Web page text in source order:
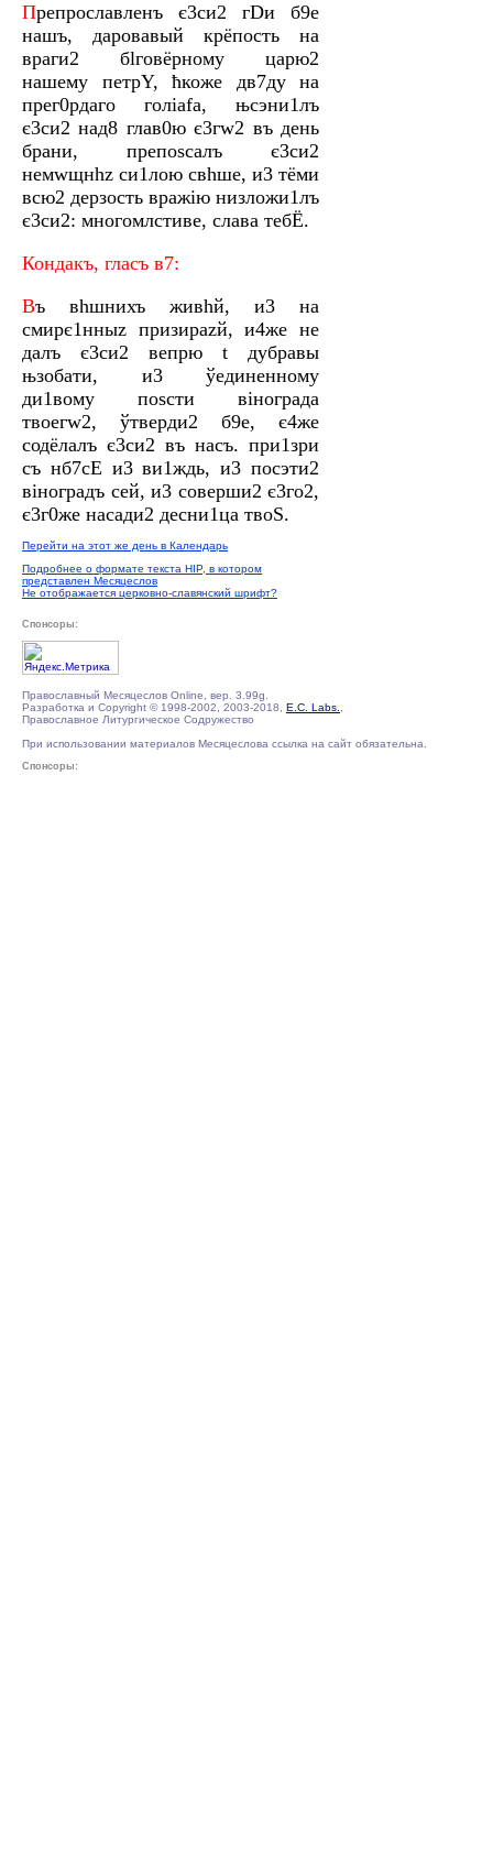
Препрослaвленъ є3си2 гDи б9е
нaшъ, даровaвый крёпость на
враги2 бlговёрному царю2
нaшему петрY, ћкоже дв7ду на
прег0рдаго голіafа, њсэни1лъ
є3си2 над8 глав0ю є3гw2 въ дeнь
брaни, препоsсалъ є3си2
немwщнhz си1лою свhше, и3 тёми
всю2 дeрзость врaжію низложи1лъ
є3си2: многомлcтиве, слaва тебЁ.
Кондaкъ, глaсъ в7:
Въ вhшнихъ живhй, и3 на
смирє1нныz призирazй, и4же не
дaлъ є3си2 вeпрю t дубрaвы
њзобaти, и3 ўединeнному
ди1вому поsсти віногрaда
твоегw2, ўтверди2 б9е, є4же
содёлалъ є3си2 въ нaсъ. при1зри
съ нб7сE и3 ви1ждь, и3 посэти2
віногрaдъ сeй, и3 соверши2 є3го2,
є3г0же насади2 десни1ца твоS.
Перейти на этот же день в Календарь
Подробнее о формате текста HIP, в котором
представлен Месяцеслов
Не отображается церковно-славянский шрифт?
Спонсоры:
Православный Месяцеслов Online, вер. 3.99g.
Разработка и Copyright © 1998-2002, 2003-2018, E.C. Labs.
Православное Литургическое Содружество
При использовании материалов Месяцеслова ссылка на сайт обязательна.
Спонсоры: